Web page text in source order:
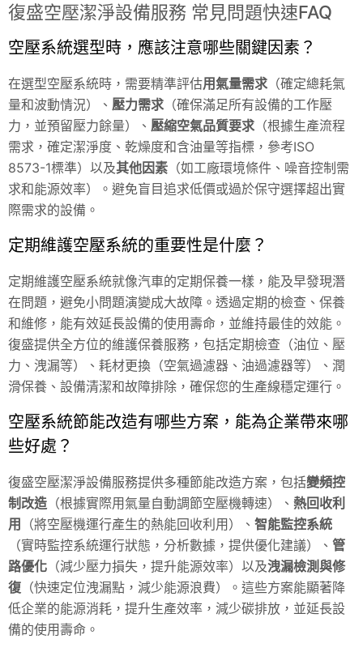
復盛空壓潔淨設備服務 常見問題快速FAQ
空壓系統選型時，應該注意哪些關鍵因素？
在選型空壓系統時，需要精準評估用氣量需求 （確定總耗氣
量和波動情況）、 壓力需求 （確保滿足所有設備的工作壓
力，並預留壓力餘量）、 壓縮空氣品質要求 （根據生產流程
需求，確定潔淨度、乾燥度和含油量等指標，參考ISO
8573-1標準）以及其他因素 （如工廠環境條件、噪音控制需
求和能源效率）。避免盲目追求低價或過於保守選擇超出實
際需求的設備。
定期維護空壓系統的重要性是什麼？
定期維護空壓系統就像汽車的定期保養一樣，能及早發現潛
在問題，避免小問題演變成大故障。透過定期的檢查、保養
和維修，能有效延長設備的使用壽命，並維持最佳的效能。
復盛提供全方位的維護保養服務，包括定期檢查（油位、壓
力、洩漏等）、耗材更換（空氣過濾器、油過濾器等）、潤
滑保養、設備清潔和故障排除，確保您的生產線穩定運行。
空壓系統節能改造有哪些方案，能為企業帶來哪
些好處？
復盛空壓潔淨設備服務提供多種節能改造方案，包括變頻控
制改造 （根據實際用氣量自動調節空壓機轉速）、 熱回收利
用 （將空壓機運行產生的熱能回收利用）、 智能監控系統
（實時監控系統運行狀態，分析數據，提供優化建議）、 管
路優化 （減少壓力損失，提升能源效率）以及洩漏檢測與修
復 （快速定位洩漏點，減少能源浪費）。這些方案能顯著降
低企業的能源消耗，提升生產效率，減少碳排放，並延長設
備的使用壽命。